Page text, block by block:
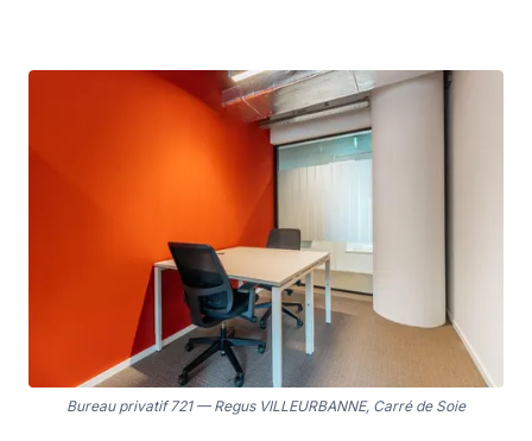
Bureau privatif 721— Regus VILLEURBANNE, Carré de Soie